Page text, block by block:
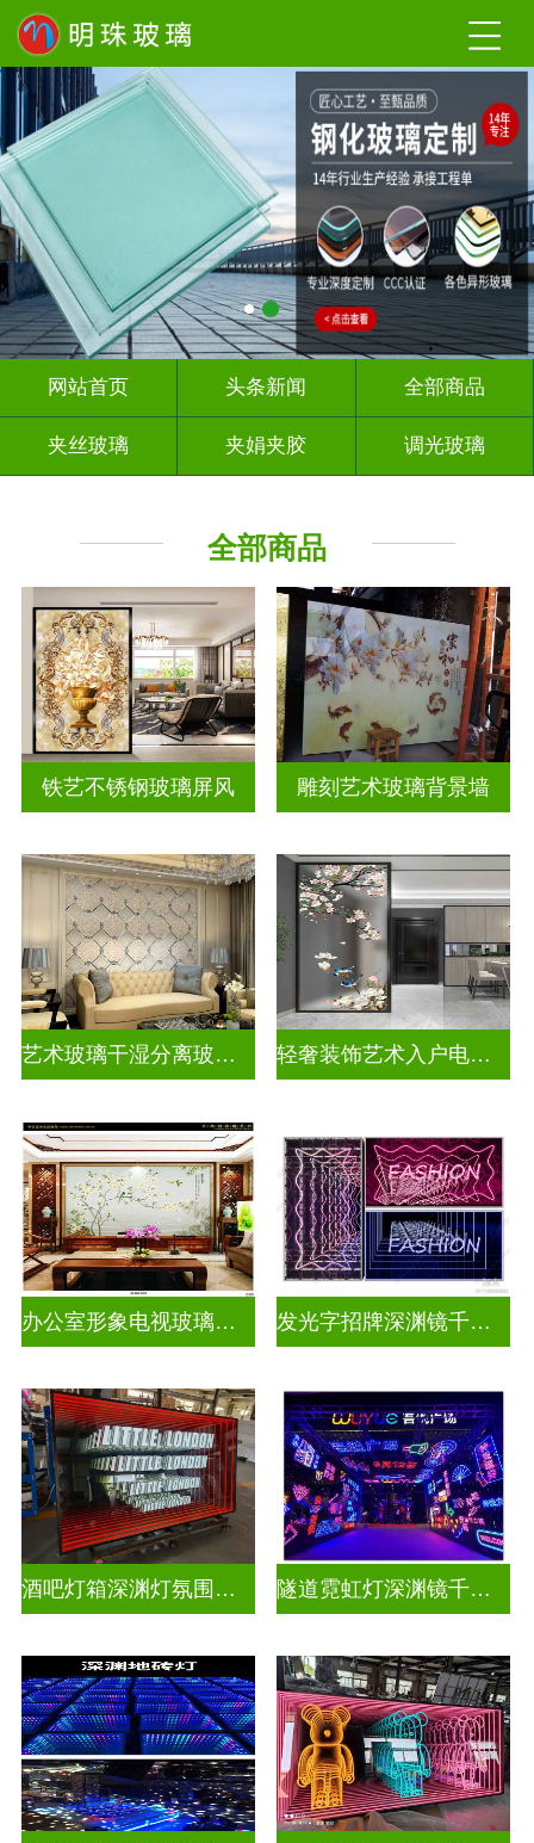
网站首页 头条新闻 全部商品
夹丝玻璃 夹娟夹胶 调光玻璃
山水画玻璃
全部商品
铁艺不锈钢玻璃屏风 雕刻艺术玻璃背景墙
艺术玻璃干湿分离玻璃背景墙 轻奢装饰艺术入户电视玻璃背景墙
办公室形象电视玻璃背景墙 发光字招牌深渊镜千层镜
酒吧灯箱深渊灯氛围灯千层镜 隧道霓虹灯深渊镜千层镜